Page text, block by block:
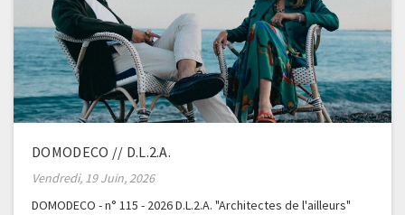
DOMODECO // D.L.2.A.
Vendredi, 19 Juin, 2026
DOMODECO - n° 115 - 2026 D.L.2.A. "Architectes de l'ailleurs"